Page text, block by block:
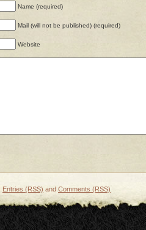
Name (required)
Mail (will not be published) (required)
Website
Entries (RSS) and Comments (RSS)